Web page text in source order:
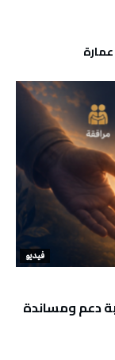
فيديو
دعم ومساندة